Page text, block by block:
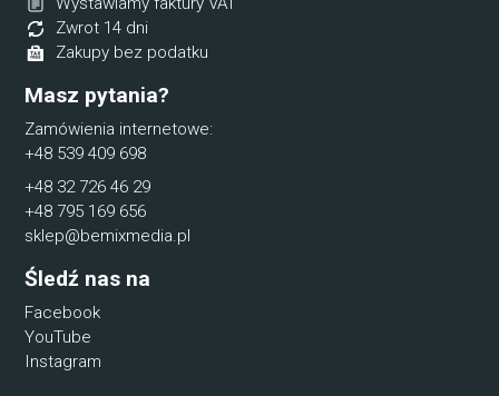
Zwrot 14 dni
Zakupy bez podatku
Masz pytania?
Zamówienia internetowe:
+48 539 409 698
+48 32 726 46 29
+48 795 169 656
sklep@bemixmedia.pl
Śledź nas na
Facebook
YouTube
Instagram